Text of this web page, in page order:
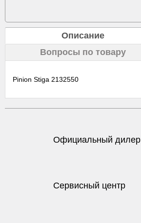
Описание
Вопросы по товару
Pinion Stiga 2132550
Официальный дилер
Сервисный центр